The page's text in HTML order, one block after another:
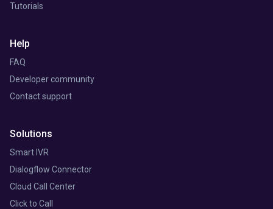
Solutions
Smart IVR
Dialogflow Connector
Cloud Call Center
Click to Call
Tutorials
Help
FAQ
Developer community
Contact support